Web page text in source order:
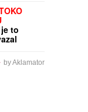
to
by Aklamator